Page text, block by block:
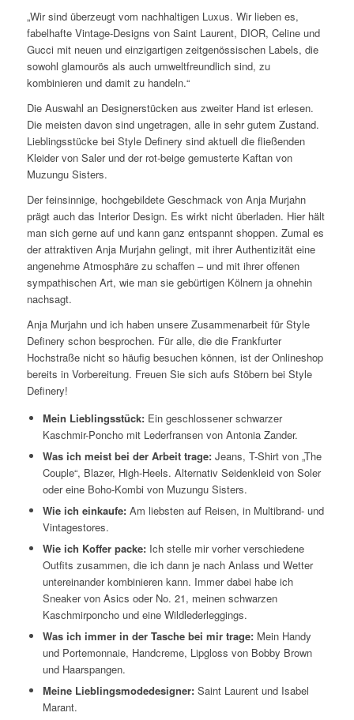
„Wir sind überzeugt vom nachhaltigen Luxus. Wir lieben es,
fabelhafte Vintage-Designs von Saint Laurent, DIOR, Celine und
Gucci mit neuen und einzigartigen zeitgenössischen Labels, die
sowohl glamourös als auch umweltfreundlich sind, zu
kombinieren und damit zu handeln.“
Die Auswahl an Designerstücken aus zweiter Hand ist erlesen.
Die meisten davon sind ungetragen, alle in sehr gutem Zustand.
Lieblingsstücke bei Style Definery sind aktuell die fließenden
Kleider von Saler und der rot-beige gemusterte Kaftan von
Muzungu Sisters.
Der feinsinnige, hochgebildete Geschmack von Anja Murjahn
prägt auch das Interior Design. Es wirkt nicht überladen. Hier hält
man sich gerne auf und kann ganz entspannt shoppen. Zumal es
der attraktiven Anja Murjahn gelingt, mit ihrer Authentizität eine
angenehme Atmosphäre zu schaffen – und mit ihrer offenen
sympathischen Art, wie man sie gebürtigen Kölnern ja ohnehin
nachsagt.
Anja Murjahn und ich haben unsere Zusammenarbeit für Style
Definery schon besprochen. Für alle, die die Frankfurter
Hochstraße nicht so häufig besuchen können, ist der Onlineshop
bereits in Vorbereitung. Freuen Sie sich aufs Stöbern bei Style
Definery!
Mein Lieblingsstück:Ein geschlossener schwarzer
Kaschmir-Poncho mit Lederfransen von Antonia Zander.
Was ich meist bei der Arbeit trage:Jeans, T-Shirt von „The
Couple“, Blazer, High-Heels. Alternativ Seidenkleid von Soler
oder eine Boho-Kombi von Muzungu Sisters.
Wie ich einkaufe:Am liebsten auf Reisen, in Multibrand- und
Vintagestores.
Wie ich Koffer packe:Ich stelle mir vorher verschiedene
Outfits zusammen, die ich dann je nach Anlass und Wetter
untereinander kombinieren kann. Immer dabei habe ich
Sneaker von Asics oder No. 21, meinen schwarzen
Kaschmirponcho und eine Wildlederleggings.
Was ich immer in der Tasche bei mir trage:Mein Handy
und Portemonnaie, Handcreme, Lipgloss von Bobby Brown
und Haarspangen.
Meine Lieblingsmodedesigner:Saint Laurent und Isabel
Marant.